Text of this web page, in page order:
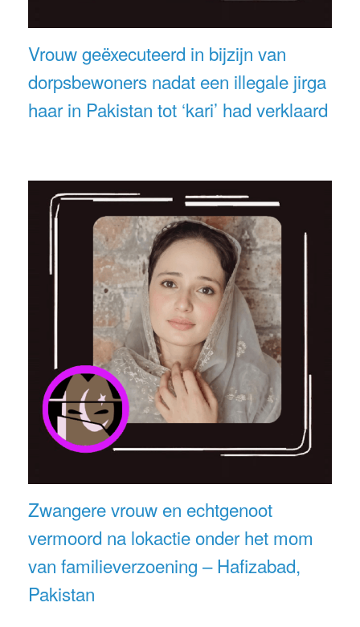
Vrouw geëxecuteerd in bijzijn van
dorpsbewoners nadat een illegale jirga
haar in Pakistan tot ‘kari’ had verklaard
Zwangere vrouw en echtgenoot
vermoord na lokactie onder het mom
van familieverzoening – Hafizabad,
Pakistan